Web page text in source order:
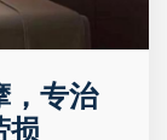
，专治
损